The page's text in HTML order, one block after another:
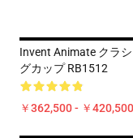
Invent Animate クラ
グカップ RB1512
￥362,500 - ￥420,500